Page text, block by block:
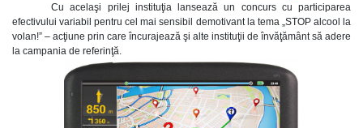
Cu acelaşi prilej instituţia lansează un concurs cu participarea
efectivului variabil pentru cel mai sensibil demotivant la tema „STOP alcool la
volan!” – acţiune prin care încurajează şi alte instituţii de învăţământ să adere
la campania de referinţă.